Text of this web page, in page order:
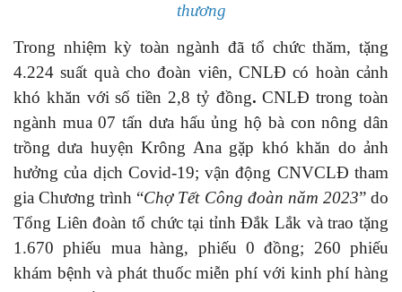
thương
Trong nhiệm kỳ toàn ngành đã tổ chức thăm, tặng
4.224 suất quà cho đoàn viên, CNLĐ có hoàn cảnh
khó khăn với số tiền 2,8 tỷ đồng. CNLĐ trong toàn
ngành mua 07 tấn dưa hấu ủng hộ bà con nông dân
trồng dưa huyện Krông Ana gặp khó khăn do ảnh
hưởng của dịch Covid-19; vận động CNVCLĐ tham
gia Chương trình “Chợ Tết Công đoàn năm 2023” do
Tổng Liên đoàn tổ chức tại tỉnh Đắk Lắk và trao tặng
1.670 phiếu mua hàng, phiếu 0 đồng; 260 phiếu
khám bệnh và phát thuốc miễn phí với kinh phí hàng